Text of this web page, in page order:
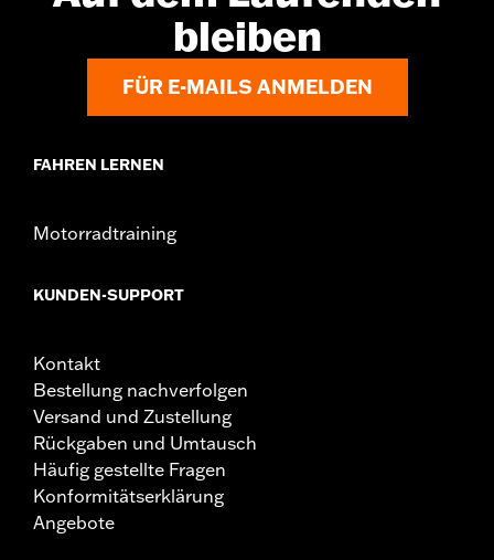
bleiben
FÜR E-MAILS ANMELDEN
FAHREN LERNEN
Motorradtraining
KUNDEN-SUPPORT
Kontakt
Bestellung nachverfolgen
Versand und Zustellung
Rückgaben und Umtausch
Häufig gestellte Fragen
Konformitätserklärung
Angebote